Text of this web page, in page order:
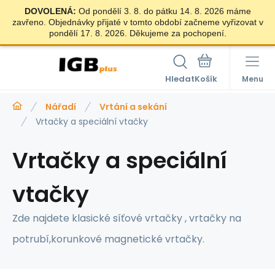
DOVOLENÁ: Od pondělí 3. 8. do pátku 14. 8. 2026 máme
zavřeno. Objednávky přijaté v tomto období začneme vyřizovat v
pondělí 17. 8. 2026. Děkujeme za pochopení.
Hledat Menu
Nářadí
Vrtání a sekání
Vrtačky a speciální vtačky
Vrtačky a speciální
vtačky
Zde najdete klasické síťové vrtačky , vrtačky na
potrubí,korunkové magnetické vrtačky.